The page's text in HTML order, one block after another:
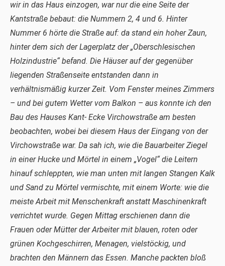
wir in das Haus einzogen, war nur die eine Seite der
Kantstraße bebaut: die Nummern 2, 4 und 6. Hinter
Nummer 6 hörte die Straße auf: da stand ein hoher Zaun,
hinter dem sich der Lagerplatz der „Oberschlesischen
Holzindustrie“ befand. Die Häuser auf der gegenüber
liegenden Straßenseite entstanden dann in
verhältnismäßig kurzer Zeit. Vom Fenster meines Zimmers
– und bei gutem Wetter vom Balkon – aus konnte ich den
Bau des Hauses Kant- Ecke Virchowstraße am besten
beobachten, wobei bei diesem Haus der Eingang von der
Virchowstraße war. Da sah ich, wie die Bauarbeiter Ziegel
in einer Hucke und Mörtel in einem „Vogel“ die Leitern
hinauf schleppten, wie man unten mit langen Stangen Kalk
und Sand zu Mörtel vermischte, mit einem Worte: wie die
meiste Arbeit mit Menschenkraft anstatt Maschinenkraft
verrichtet wurde. Gegen Mittag erschienen dann die
Frauen oder Mütter der Arbeiter mit blauen, roten oder
grünen Kochgeschirren, Menagen, vielstöckig, und
brachten den Männern das Essen. Manche packten bloß